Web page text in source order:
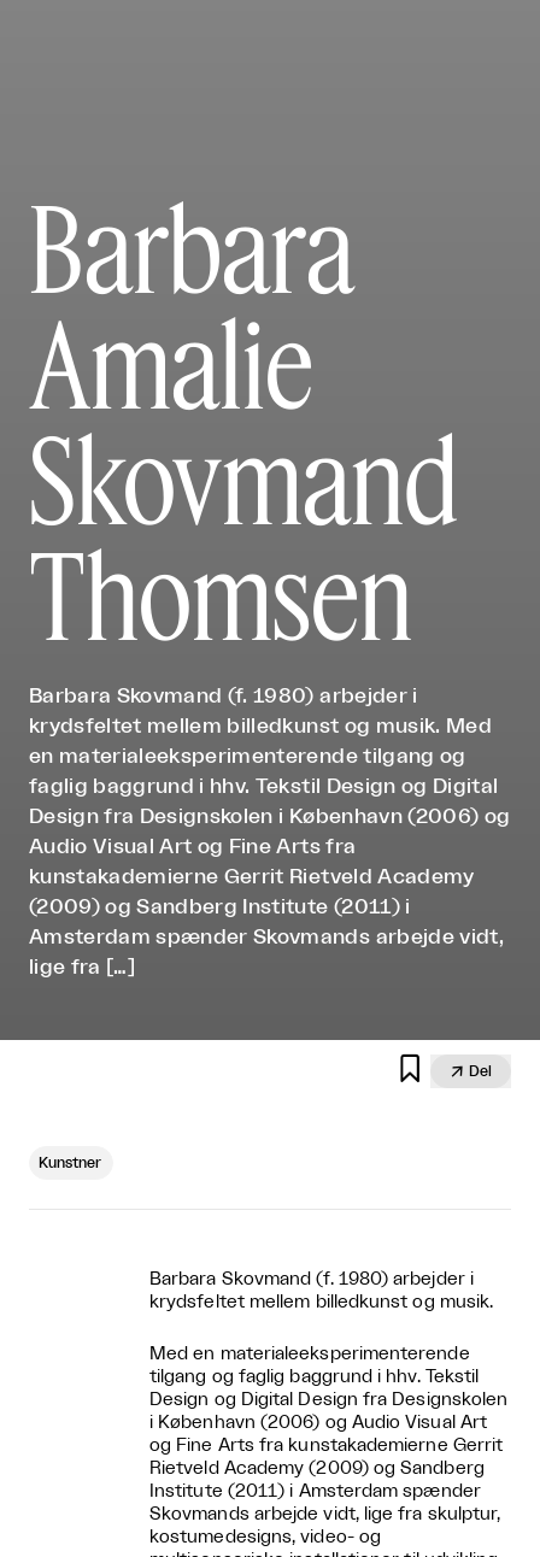
Barbara
Amalie
Skovmand
Thomsen
Barbara Skovmand (f. 1980) arbejder i
krydsfeltet mellem billedkunst og musik. Med
en materialeeksperimenterende tilgang og
faglig baggrund i hhv. Tekstil Design og Digital
Design fra Designskolen i København (2006) og
Audio Visual Art og Fine Arts fra
kunstakademierne Gerrit Rietveld Academy
(2009) og Sandberg Institute (2011) i
Amsterdam spænder Skovmands arbejde vidt,
lige fra […]
  Del
Kunstner
Barbara Skovmand (f. 1980) arbejder i
krydsfeltet mellem billedkunst og musik.
Med en materialeeksperimenterende
tilgang og faglig baggrund i hhv. Tekstil
Design og Digital Design fra Designskolen
i København (2006) og Audio Visual Art
og Fine Arts fra kunstakademierne Gerrit
Rietveld Academy (2009) og Sandberg
Institute (2011) i Amsterdam spænder
Skovmands arbejde vidt, lige fra skulptur,
kostumedesigns, video- og